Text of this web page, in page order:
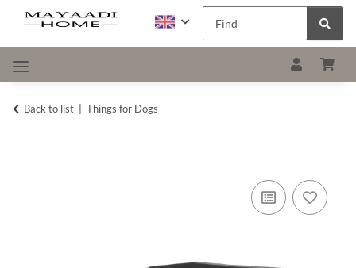
Back to list Things for Dogs